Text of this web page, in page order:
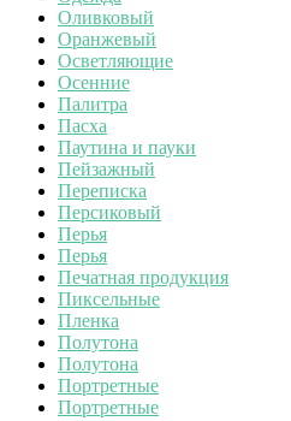
Оливковый
Оранжевый
Осветляющие
Осенние
Палитра
Пасха
Паутина и пауки
Пейзажный
Переписка
Персиковый
Перья
Перья
Печатная продукция
Пиксельные
Пленка
Полутона
Полутона
Портретные
Портретные